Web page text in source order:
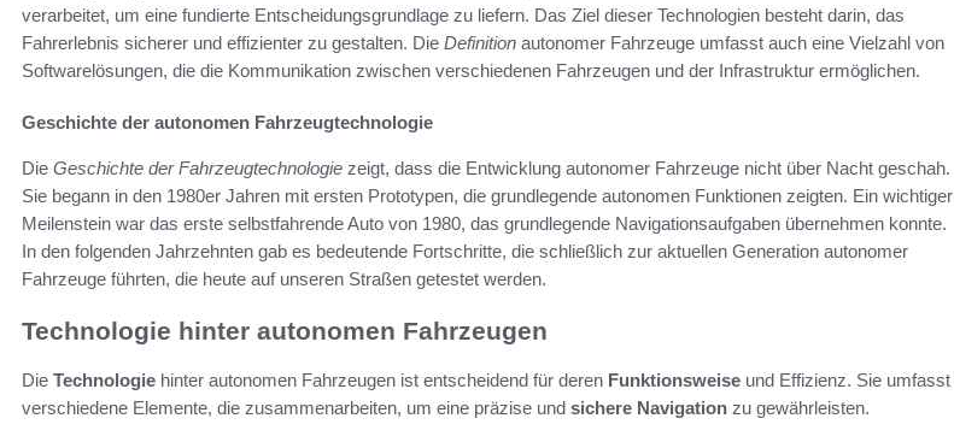
verarbeitet, um eine fundierte Entscheidungsgrundlage zu liefern. Das Ziel dieser Technologien besteht darin, das
Fahrerlebnis sicherer und effizienter zu gestalten. Die Definition autonomer Fahrzeuge umfasst auch eine Vielzahl von
Softwarelösungen, die die Kommunikation zwischen verschiedenen Fahrzeugen und der Infrastruktur ermöglichen.
Geschichte der autonomen Fahrzeugtechnologie
Die Geschichte der Fahrzeugtechnologie zeigt, dass die Entwicklung autonomer Fahrzeuge nicht über Nacht geschah.
Sie begann in den 1980er Jahren mit ersten Prototypen, die grundlegende autonomen Funktionen zeigten. Ein wichtiger
Meilenstein war das erste selbstfahrende Auto von 1980, das grundlegende Navigationsaufgaben übernehmen konnte.
In den folgenden Jahrzehnten gab es bedeutende Fortschritte, die schließlich zur aktuellen Generation autonomer
Fahrzeuge führten, die heute auf unseren Straßen getestet werden.
Technologie hinter autonomen Fahrzeugen
Die Technologie hinter autonomen Fahrzeugen ist entscheidend für deren Funktionsweise und Effizienz. Sie umfasst
verschiedene Elemente, die zusammenarbeiten, um eine präzise und sichere Navigation zu gewährleisten.